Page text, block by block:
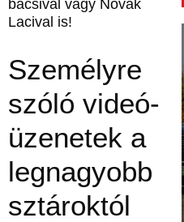
bácsival vagy Novák
Lacival is!
Személyre
szóló videó-
üzenetek a
legnagyobb
sztároktól